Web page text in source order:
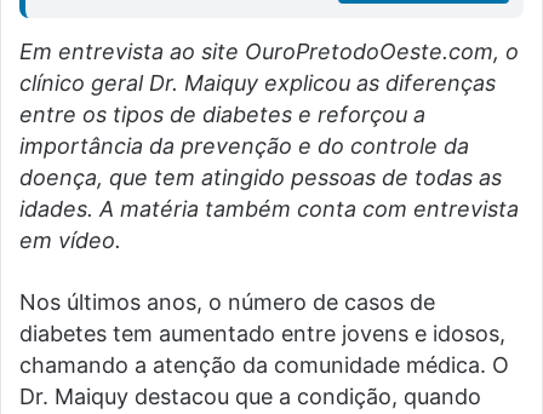
Em entrevista ao site OuroPretodoOeste.com, o
clínico geral Dr. Maiquy explicou as diferenças
entre os tipos de diabetes e reforçou a
importância da prevenção e do controle da
doença, que tem atingido pessoas de todas as
idades. A matéria também conta com entrevista
em vídeo.
Nos últimos anos, o número de casos de
diabetes tem aumentado entre jovens e idosos,
chamando a atenção da comunidade médica. O
Dr. Maiquy destacou que a condição, quando